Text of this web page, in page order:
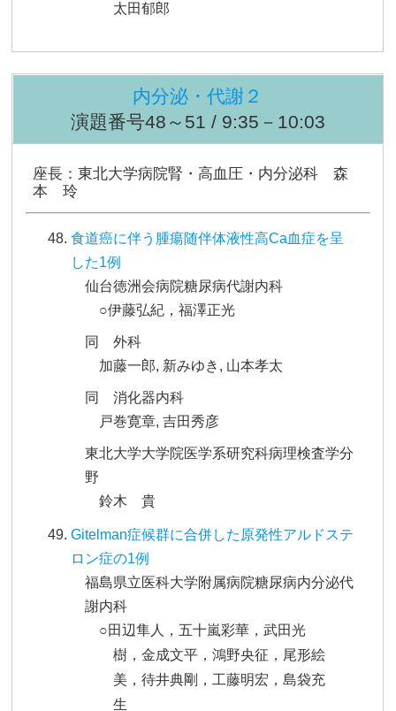
太田郁郎
内分泌・代謝２
演題番号48～51 / 9:35－10:03
座長：東北大学病院腎・高血圧・内分泌科 森
本 玲
食道癌に伴う腫瘍随伴体液性高Ca血症を呈
した1例
仙台徳洲会病院糖尿病代謝内科
○伊藤弘紀，福澤正光
同 外科
加藤一郎, 新みゆき, 山本孝太
同 消化器内科
戸巻寛章, 吉田秀彦
東北大学大学院医学系研究科病理検査学分
野
鈴木 貴
Gitelman症候群に合併した原発性アルドステ
ロン症の1例
福島県立医科大学附属病院糖尿病内分泌代
謝内科
○田辺隼人，五十嵐彩華，武田光
樹，金成文平，鴻野央征，尾形絵
美，待井典剛，工藤明宏，島袋充
生